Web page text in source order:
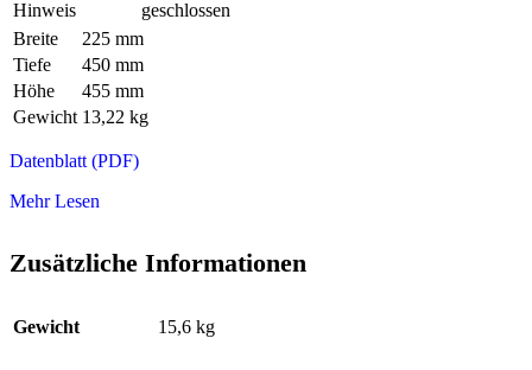
Hinweis
geschlossen
Breite
225 mm
Tiefe
450 mm
Höhe
455 mm
Gewicht 13,22 kg
Datenblatt (PDF)
Mehr Lesen
Zusätzliche Informationen
Gewicht 15,6 kg